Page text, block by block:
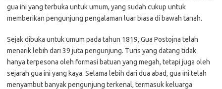
gua ini yang terbuka untuk umum, yang sudah cukup untuk
memberikan pengunjung pengalaman luar biasa di bawah tanah.
Sejak dibuka untuk umum pada tahun 1819, Gua Postojna telah
menarik lebih dari 39 juta pengunjung. Turis yang datang tidak
hanya terpesona oleh formasi batuan yang megah, tetapi juga oleh
sejarah gua ini yang kaya. Selama lebih dari dua abad, gua ini telah
menyambut banyak pengunjung terkenal, termasuk keluarga